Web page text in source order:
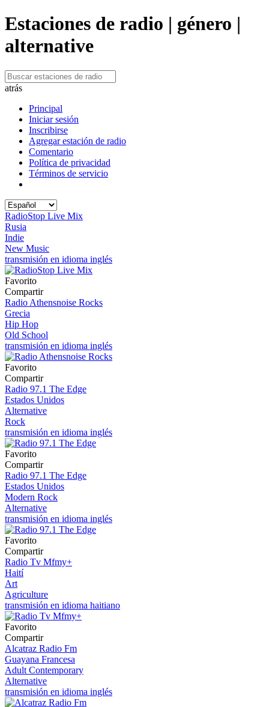
Estaciones de radio | género |
alternative
atrás
Principal
Iniciar sesión
Inscribirse
Agregar estación de radio
Comentario
Política de privacidad
Términos de servicio
RadioStop Live Mix
Rusia
Indie
New Music
transmisión en idioma inglés
Favorito
Compartir
Radio Athensnoise Rocks
Grecia
Hip Hop
Old School
transmisión en idioma inglés
Favorito
Compartir
Radio 97.1 The Edge
Estados Unidos
Alternative
Rock
transmisión en idioma inglés
Favorito
Compartir
Radio 97.1 The Edge
Estados Unidos
Modern Rock
Alternative
transmisión en idioma inglés
Favorito
Compartir
Radio Tv Mfmy+
Haití
Art
Agriculture
transmisión en idioma haitiano
Favorito
Compartir
Alcatraz Radio Fm
Guayana Francesa
Adult Contemporary
Alternative
transmisión en idioma inglés